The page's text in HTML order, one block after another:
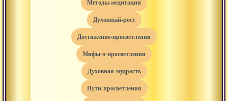
методы-медитации
духовный-рост
достижение-просветления
мифы-о-просветлении
духовная-мудрость
пути-просветления